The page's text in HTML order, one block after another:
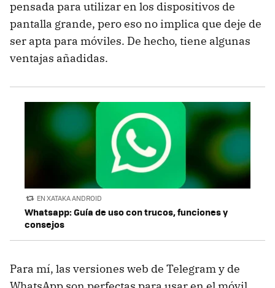
pensada para utilizar en los dispositivos de
pantalla grande, pero eso no implica que deje de
ser apta para móviles. De hecho, tiene algunas
ventajas añadidas.
EN XATAKA ANDROID
Whatsapp: Guía de uso con trucos, funciones y
consejos
Para mí, las versiones web de Telegram y de